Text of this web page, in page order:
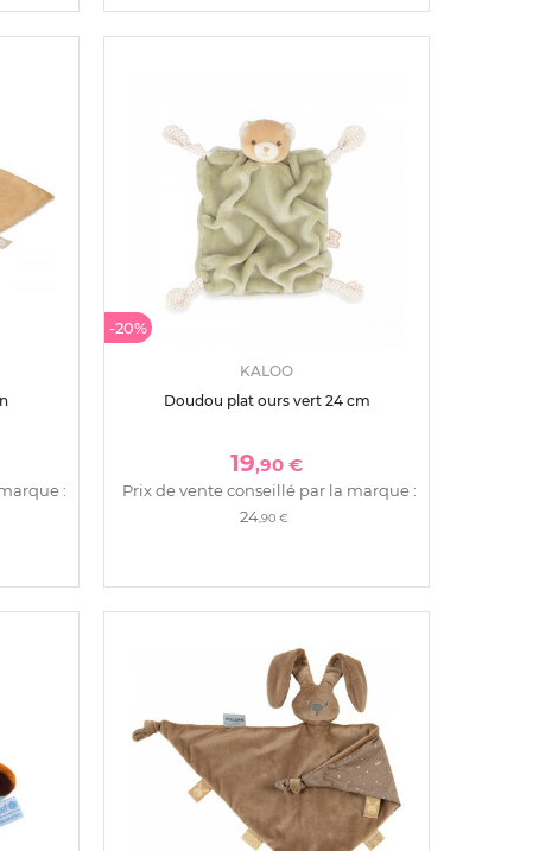
:
-20%
KALOO
Doudou plat ours vert 24 cm
19,90 €
Prix de vente conseillé par la marque :
24,90 €